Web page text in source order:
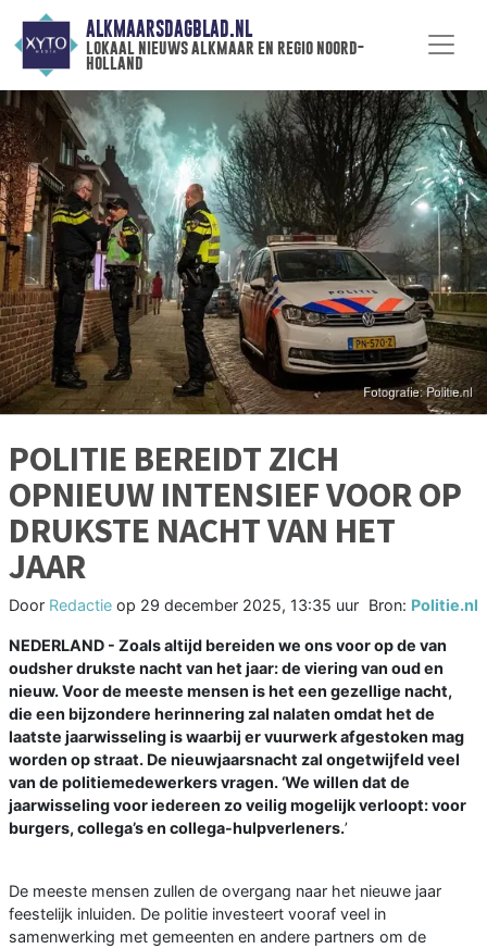
ALKMAARSDAGBLAD.NL
lokaal nieuws alkmaar en regio noord-
holland
POLITIE BEREIDT ZICH
OPNIEUW INTENSIEF VOOR OP
DRUKSTE NACHT VAN HET
JAAR
Door Redactie op 29 december 2025, 13:35 uur Bron: Politie.nl
NEDERLAND - Zoals altijd bereiden we ons voor op de van
oudsher drukste nacht van het jaar: de viering van oud en
nieuw. Voor de meeste mensen is het een gezellige nacht,
die een bijzondere herinnering zal nalaten omdat het de
laatste jaarwisseling is waarbij er vuurwerk afgestoken mag
worden op straat. De nieuwjaarsnacht zal ongetwijfeld veel
van de politiemedewerkers vragen. ‘We willen dat de
jaarwisseling voor iedereen zo veilig mogelijk verloopt: voor
burgers, collega’s en collega-hulpverleners.’
De meeste mensen zullen de overgang naar het nieuwe jaar
feestelijk inluiden. De politie investeert vooraf veel in
samenwerking met gemeenten en andere partners om de